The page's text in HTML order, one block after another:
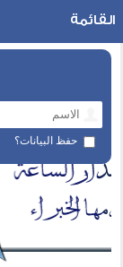
حفظ البيانات؟
القائمة